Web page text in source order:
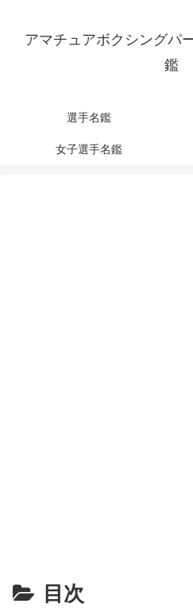
アマチュアボクシングパ
鑑
選手名鑑
女子選手名鑑
目次